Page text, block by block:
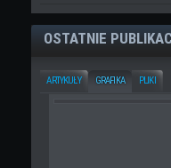
OSTATNIE
ARTYKUŁY GRAFIKA PLIKI